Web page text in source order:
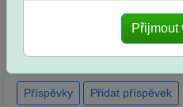
po skutečných přijímacích
zkouškách
Přijmout
Příspěvky Přidat příspěvek